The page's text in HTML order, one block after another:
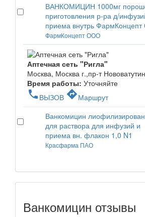
ВАНКОМИЦИН 1000мг
приготовления р-ра д/
приема внутрь
ФармКонцепт ООО
Аптечная сеть "Ригла"
Москва, Москва г.,пр-т
Время работы: Уточняйте
phone ВЫЗОВ directionsМаршрут
Ванкомицин
для раствора для инфузий и
приема вн. флакон 1,0 N1
Красфарма ПАО
Ванкомицин отзывы